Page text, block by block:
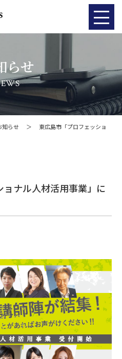
らせ
知らせ ＞
東広島市「プロフェッショ
ナル人材活用事業」に